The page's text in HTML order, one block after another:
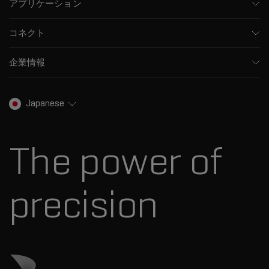
キャピラリー電気泳動機器
統合ソリューション
HPLC製品
スペクトルライブラリ
アプリケーション
環境分析
法医学ソリューション
コネクト
トレーニング
キャリア
お問い合わせ
企業情報
プレスリリース
Japanese
The power of
precision
ダナハーのサイトにアクセス